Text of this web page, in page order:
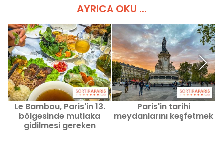
AYRICA OKU ...
Le Bambou, Paris'in 13.
bölgesinde mutlaka
gidilmesi gereken
Paris'in tarihi
meydanlarını keşfetmek